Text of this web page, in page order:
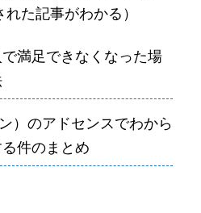
た記事がわかる）
満足できなくなった場
）のアドセンスでわから
件のまとめ